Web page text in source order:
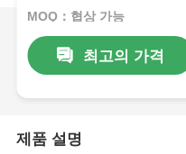
레일 바퀴 가이드 레일
MOQ：협상 가능
최고의 가격
제품 설명